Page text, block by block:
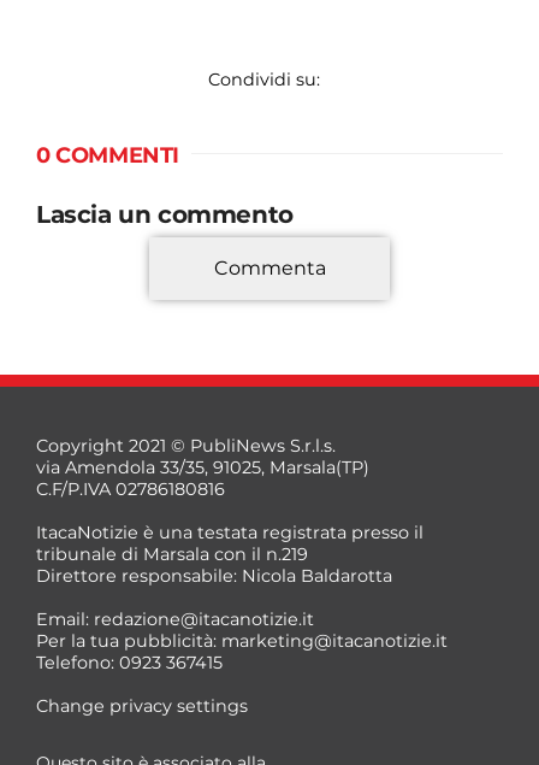
Condividi su:
0 COMMENTI
Lascia un commento
*
*
Commenta
Copyright 2021 © PubliNews S.r.l.s.
via Amendola 33/35, 91025, Marsala(TP)
C.F/P.IVA 02786180816
ItacaNotizie è una testata registrata presso il
tribunale di Marsala con il n.219
Direttore responsabile: Nicola Baldarotta
Email: redazione@itacanotizie.it
Per la tua pubblicità: marketing@itacanotizie.it
Telefono: 0923 367415
Change privacy settings